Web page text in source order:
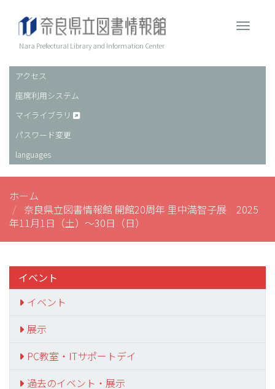
Nara Prefectural Library and Information Center
ヘ
ッ
ダ
ー
アクセス
座席利用システム
マイライブラリ
パスワード変更
languages
ホーム
奈良県立図書情報館 開館20周年 里中満智子展 2025
年11月1日（土）～30日（日）
イベント
イベント
展示
PC教室・ITサポートデイ
過去のイベント・展示